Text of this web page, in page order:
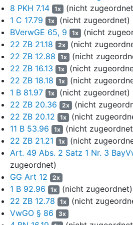
§ 124 Abs. 2 Nr. 5 VwGO ) geltend.
Die Beklagte ist dem
Wegen der weiteren Einzelheiten wird
Behördenakten Bezug genommen.
II.
Der Antrag auf Zulassung der
dem der rechtlichen Überprüfung durch
unterliegenden Vorbringen in der
4 Satz 4, Abs. 5 Satz 2 VwGO)
Zweifel an der Richtigkeit des Urteils
VwGO
(1.), noch ist ein
dargelegt (2.).
1. Ernstliche Zweifel an der Richtigkeit
wenn nach dem Vortrag des
Richtigkeit des Urteils gewichtige
Davon ist immer dann auszugehen,
Rechtssatz oder eine erhebliche
8 PKH 7.14 1x (nicht
1 C 17.79
1x (nicht zugeordnet)
BVerwGE 65, 9
1x (nicht
22 ZB 21.18
2x (nicht
22 ZB 12.88
1x (nicht
22 ZB 16.13
1x (nicht
22 ZB 18.18
1x (nicht
1 B 81.97
1x (nicht zugeordnet)
22 ZB 20.36
2x (nicht
22 ZB 20.12
1x (nicht
11 B 53.96
1x (nicht
22 ZB 21.21
1x (nicht
Art. 49 Abs. 2 Satz 1 Nr. 3
zugeordnet)
GG Art 12
2x
1 B 92.96 1x (nicht zugeordnet)
22 ZB 12.78
1x (nicht
VwGO § 86
3x